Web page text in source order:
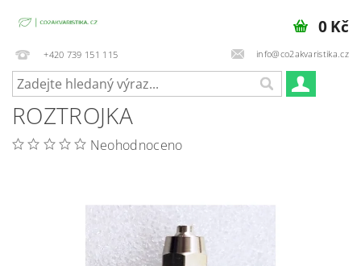
+420 739 151 115 info@co2akvaristika.cz
0 Kč
ROZTROJKA
Neohodnoceno